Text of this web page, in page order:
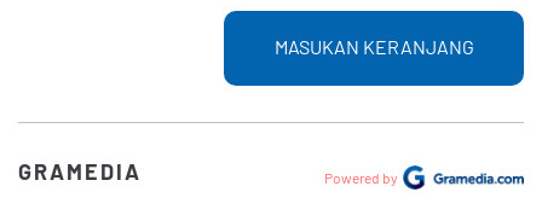
MASUKAN KERANJANG
GRAMEDIA Powered by